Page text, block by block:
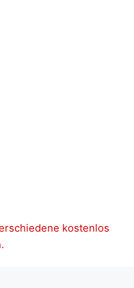
kostenlos